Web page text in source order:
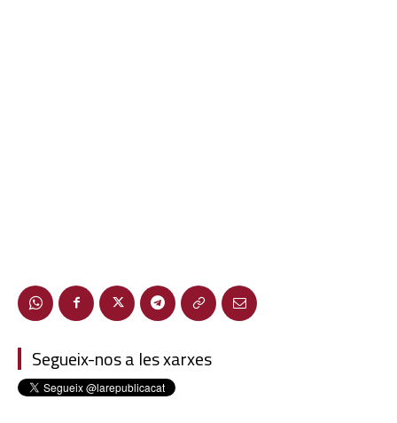
Segueix-nos a les xarxes